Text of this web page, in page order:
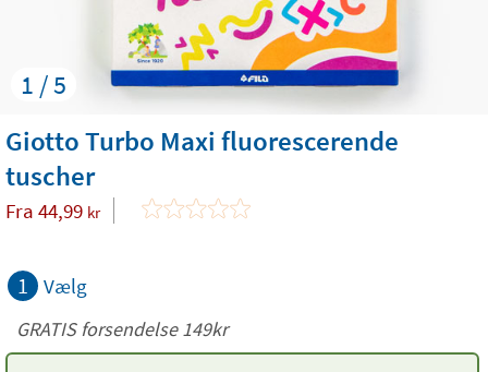
1 / 5
Giotto Turbo Maxi fluorescerende
tuscher
Fra 44,99 kr
1 Vælg
GRATIS forsendelse 149kr